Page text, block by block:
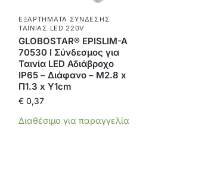
ΕΞΑΡΤΉΜΑΤΑ ΣΎΝΔΕΣΗΣ
ΤΑΙΝΊΑΣ LED 220V
GLOBOSTAR® EPISLIM-A
70530 I Σύνδεσμος για
Ταινία LED Αδιάβροχο
IP65 – Διάφανο – Μ2.8 x
Π1.3 x Υ1cm
€0,37
Διαθέσιμο για παραγγελία